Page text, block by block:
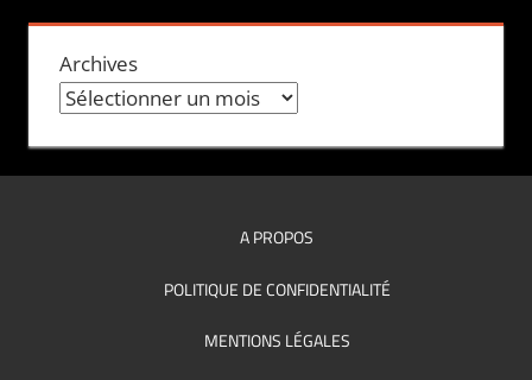
Archives
A PROPOS
POLITIQUE DE CONFIDENTIALITÉ
MENTIONS LÉGALES